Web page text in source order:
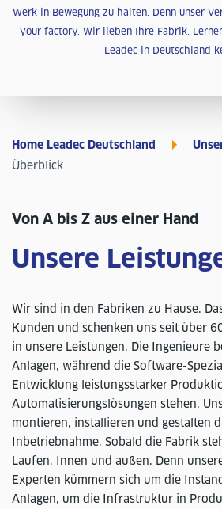
Werk in Bewegung zu halten. Denn unser
your factory. Wir lieben Ihre Fabrik.
Leadec in Deutschland
Home Leadec Deutschland
Überblick
Unsere
Von A bis Z aus einer Hand
Wir sind in den Fabriken zu Hause.
Kunden und schenken uns seit über
in unsere Leistungen. Die Ingenieure
Anlagen, während die Software-
Entwicklung leistungsstarker
Automatisierungslösungen stehen.
montieren, installieren und gestalten
Inbetriebnahme. Sobald die Fabrik
Laufen. Innen und außen. Denn
Experten kümmern sich um die
Anlagen, um die Infrastruktur in